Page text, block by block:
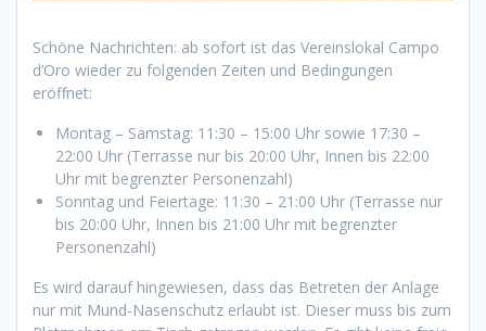
Schöne Nachrichten: ab sofort ist das Vereinslokal Campo
d’Oro wieder zu folgenden Zeiten und Bedingungen
eröffnet:
Montag – Samstag: 11:30 – 15:00 Uhr sowie 17:30 –
22:00 Uhr (Terrasse nur bis 20:00 Uhr, Innen bis 22:00
Uhr mit begrenzter Personenzahl)
Sonntag und Feiertage: 11:30 – 21:00 Uhr (Terrasse nur
bis 20:00 Uhr, Innen bis 21:00 Uhr mit begrenzter
Personenzahl)
Es wird darauf hingewiesen, dass das Betreten der Anlage
nur mit Mund-Nasenschutz erlaubt ist. Dieser muss bis zum